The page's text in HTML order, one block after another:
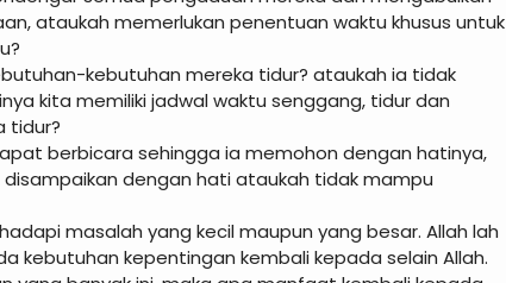
ataukah memerlukan penentuan waktu khusus untuk
kebutuhan mereka tidur? ataukah ia tidak
kita memiliki jadwal waktu senggang, tidur dan
tidur?
berbicara sehingga ia memohon dengan hatinya,
dengan hati ataukah tidak mampu
masalah yang kecil maupun yang besar. Allah lah
kebutuhan kepentingan kembali kepada selain Allah.